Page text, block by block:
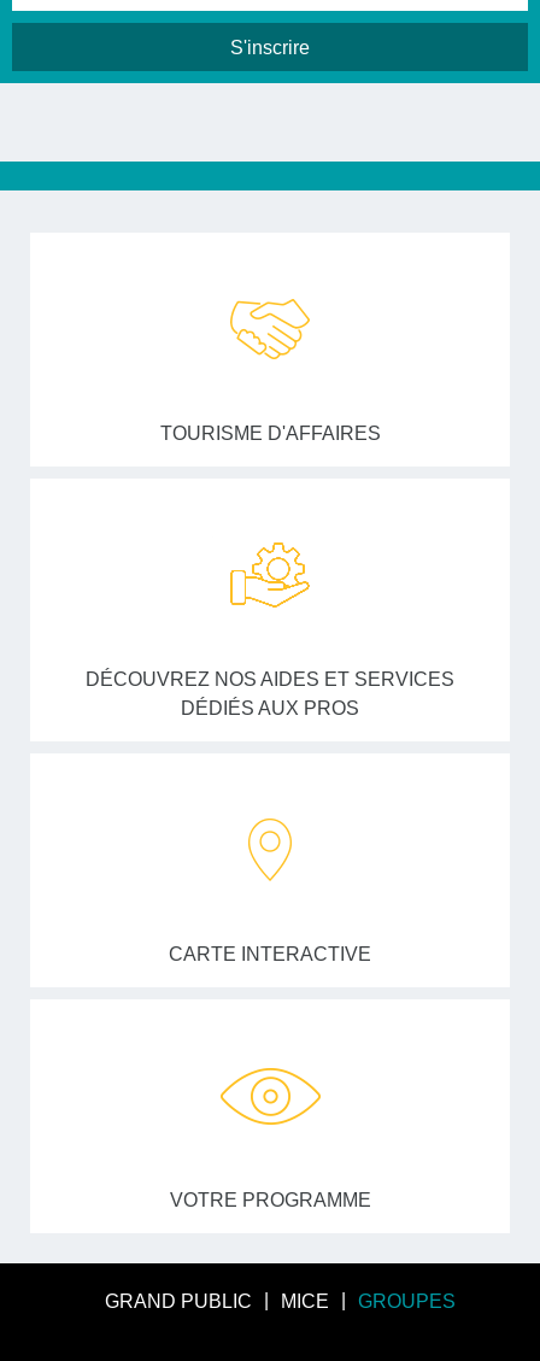
TOURISME D'AFFAIRES
DÉCOUVREZ NOS AIDES ET SERVICES
DÉDIÉS AUX PROS
CARTE INTERACTIVE
VOTRE PROGRAMME
GRAND PUBLIC MICE GROUPES